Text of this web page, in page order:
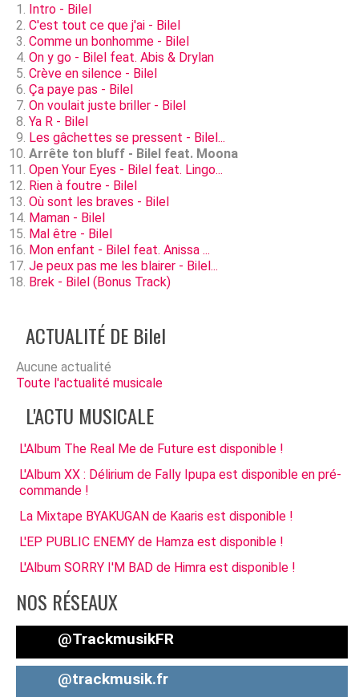
Intro - Bilel
C'est tout ce que j'ai - Bilel
Comme un bonhomme - Bilel
On y go - Bilel feat. Abis & Drylan
Crève en silence - Bilel
Ça paye pas - Bilel
On voulait juste briller - Bilel
Ya R - Bilel
Les gâchettes se pressent - Bilel...
Arrête ton bluff - Bilel feat. Moona
Open Your Eyes - Bilel feat. Lingo...
Rien à foutre - Bilel
Où sont les braves - Bilel
Maman - Bilel
Mal être - Bilel
Mon enfant - Bilel feat. Anissa ...
Je peux pas me les blairer - Bilel...
Brek - Bilel (Bonus Track)
ACTUALITÉ DE Bilel
Aucune actualité
Toute l'actualité musicale
L'ACTU MUSICALE
L'Album The Real Me de Future est disponible !
L'Album XX : Délirium de Fally Ipupa est disponible en pré-
commande !
La Mixtape BYAKUGAN de Kaaris est disponible !
L'EP PUBLIC ENEMY de Hamza est disponible !
L'Album SORRY I'M BAD de Himra est disponible !
NOS RÉSEAUX
@TrackmusikFR
@trackmusik.fr